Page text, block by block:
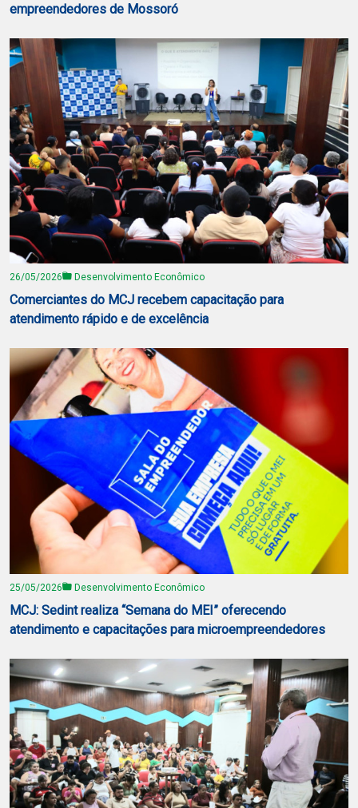
empreendedores de Mossoró
26/05/2026 Desenvolvimento Econômico
Comerciantes do MCJ recebem capacitação para
atendimento rápido e de excelência
25/05/2026 Desenvolvimento Econômico
MCJ: Sedint realiza “Semana do MEI” oferecendo
atendimento e capacitações para microempreendedores